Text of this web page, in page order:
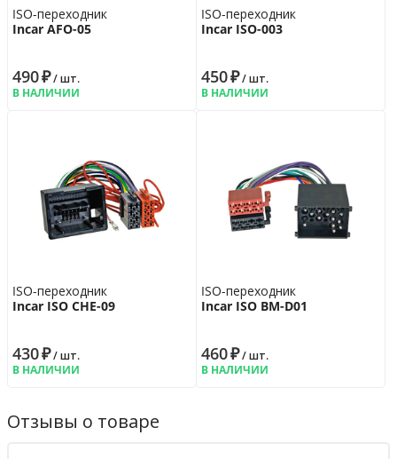
ISO-переходник
Incar AFO-05
490₽/ шт.
В НАЛИЧИИ
ISO-переходник
Incar ISO-003
450₽/ шт.
В НАЛИЧИИ
ISO-переходник
Incar ISO CHE-09
430₽/ шт.
В НАЛИЧИИ
ISO-переходник
Incar ISO BM-D01
460₽/ шт.
В НАЛИЧИИ
Отзывы о товаре